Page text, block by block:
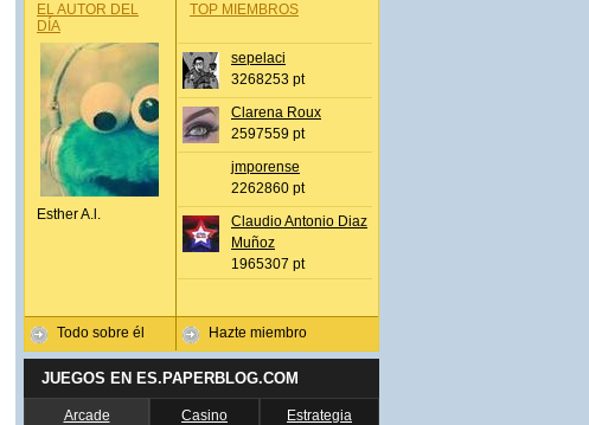
EL AUTOR DEL
DÍA
Esther A.l.
Todo sobre él
TOP MIEMBROS
sepelaci
3268253 pt
Clarena Roux
2597559 pt
jmporense
2262860 pt
Claudio Antonio Diaz
Muñoz
1965307 pt
Hazte miembro
JUEGOS EN ES.PAPERBLOG.COM
Arcade Casino Estrategia